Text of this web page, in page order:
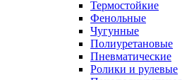
Термостойкие
Фенольные
Чугунные
Полиуретановые
Пневматические
Ролики и рулевые